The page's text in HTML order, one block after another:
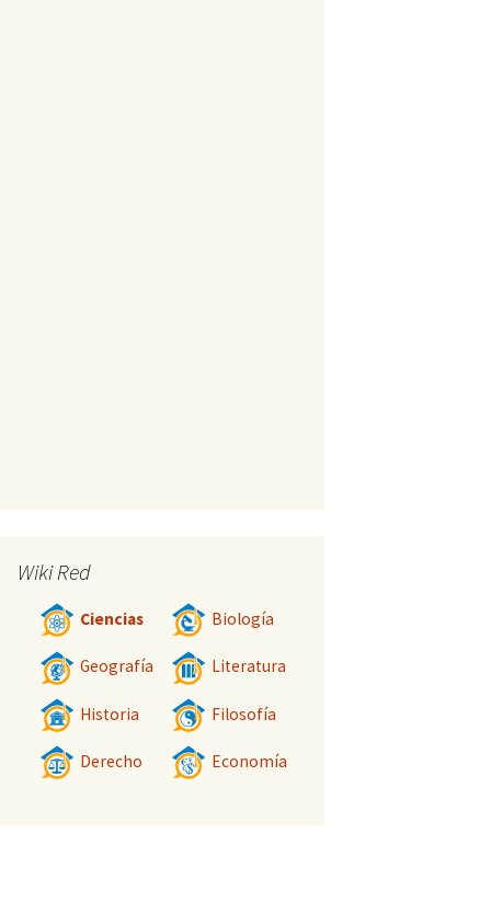
Wiki Red
Ciencias Biología
Geografía Literatura
Historia Filosofía
Derecho Economía